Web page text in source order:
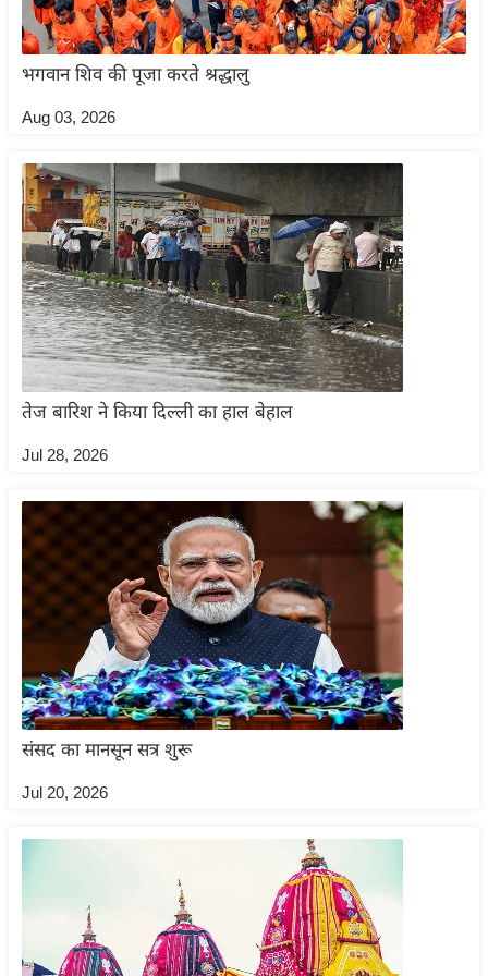
इ
म
-
प
र
मि
सा
ल
बे
मि
सा
श
ख्सि
य
त
यं
ग
इं
डि
या
सा
हि
त्य
ऑ
व
भगवान शिव की पूजा करते श्रद्धालु
Aug 03, 2026
तेज बारिश ने किया दिल्ली का हाल बेहाल
Jul 28, 2026
संसद का मानसून सत्र शुरू
Jul 20, 2026